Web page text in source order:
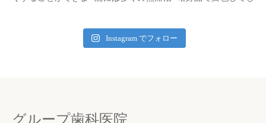
Instagram でフォロー
グループ歯科医院